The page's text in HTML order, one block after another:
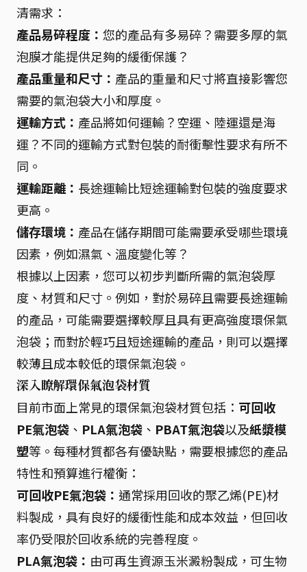
清需求：
產品易碎程度： 您的產品有多易碎？需要多厚的氣
泡膜才能提供足夠的緩衝保護？
產品重量和尺寸： 產品的重量和尺寸將直接影響您
需要的氣泡袋大小和厚度。
運輸方式： 產品將如何運輸？空運、陸運還是海
運？不同的運輸方式對包裝的耐衝擊性要求有所不
同。
運輸距離： 長途運輸比短途運輸對包裝的強度要求
更高。
儲存環境： 產品在儲存期間可能需要承受哪些環境
因素，例如濕氣、溫度變化等？
根據以上因素，您可以初步判斷所需的氣泡袋厚
度、材質和尺寸。例如，對於易碎且需要長途運輸
的產品，可能需要選擇較厚且具有更高強度環保氣
泡袋；而對於輕巧且短途運輸的產品，則可以選擇
較薄且成本較低的環保氣泡袋。
深入瞭解環保氣泡袋材質
目前市面上常見的環保氣泡袋材質包括： 可回收
PE氣泡袋 、 PLA氣泡袋 、 PBAT氣泡袋以及紙漿模
塑等。每種材質都各有優缺點，需要根據您的產品
特性和預算進行權衡：
可回收PE氣泡袋： 通常採用回收的聚乙烯(PE)材
料製成，具有良好的緩衝性能和成本效益，但回收
率仍受限於回收系統的完善程度。
PLA氣泡袋： 由可再生資源玉米澱粉製成，可生物